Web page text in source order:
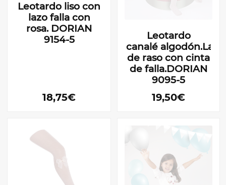
Leotardo liso con
lazo falla con
rosa. DORIAN
9154-5
18,75€
Leotardo
canalé algodón.Lazo
de raso con cinta
de falla.DORIAN
9095-5
19,50€